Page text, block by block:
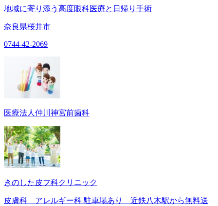
地域に寄り添う高度眼科医療と日帰り手術
奈良県桜井市
0744-42-2069
医療法人仲川神宮前歯科
きのした皮フ科クリニック
皮膚科 アレルギー科 駐車場あり 近鉄八木駅から無料送